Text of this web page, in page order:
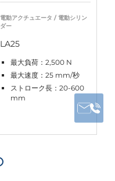
電動アクチュエータ / 電動シリン
ダー
LA25
最大負荷：2,500 N
最大速度：25 mm/秒
ストローク長：20-600
mm